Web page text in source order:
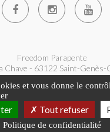
Freedom Parapente
Chave - 63122 Saint-Genès-
parapente.fr
© 2026 - Freedom Parapente
et vous donne le
Tout refuser
Politique de confidentialité